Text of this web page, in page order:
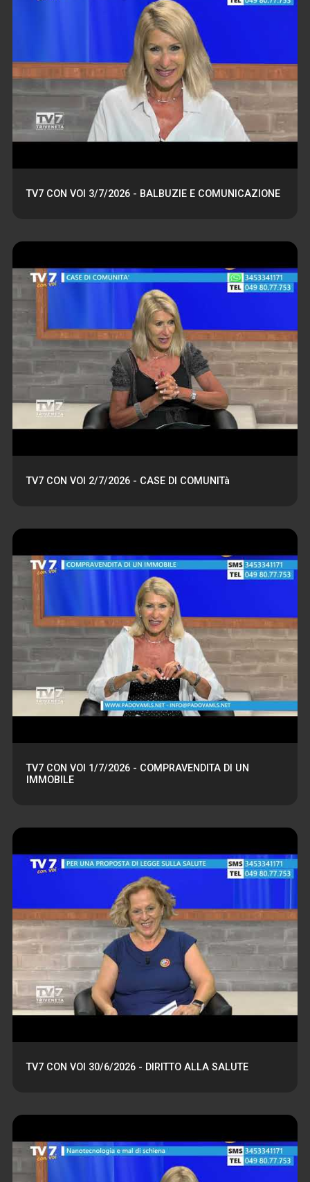
TV7 CON VOI 3/7/2026 - BALBUZIE E COMUNICAZIONE
TV7 CON VOI 2/7/2026 - CASE DI COMUNITà
TV7 CON VOI 1/7/2026 - COMPRAVENDITA DI UN
IMMOBILE
TV7 CON VOI 30/6/2026 - DIRITTO ALLA SALUTE